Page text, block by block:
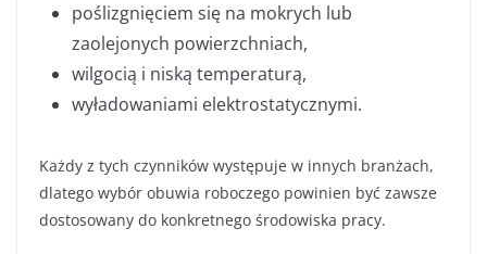
poślizgnięciem się na mokrych lub
zaolejonych powierzchniach,
wilgocią i niską temperaturą,
wyładowaniami elektrostatycznymi.
Każdy z tych czynników występuje w innych branżach,
dlatego wybór obuwia roboczego powinien być zawsze
dostosowany do konkretnego środowiska pracy.